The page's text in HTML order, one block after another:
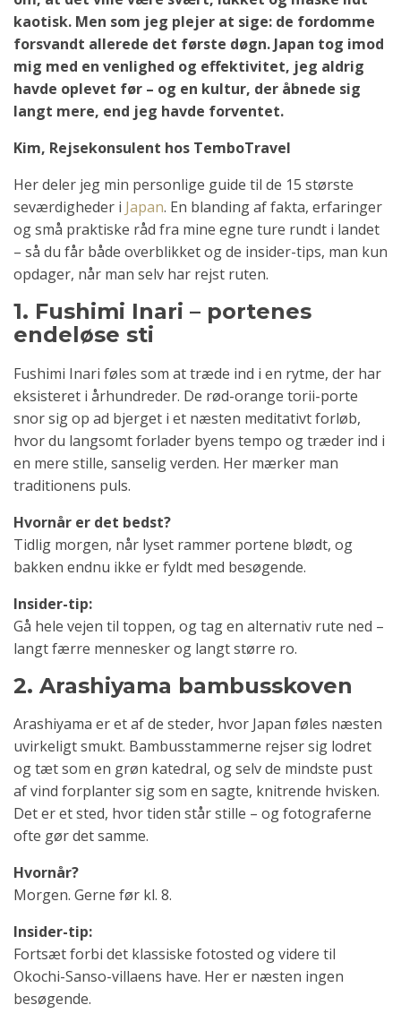
kaotisk. Men som jeg plejer at sige: de fordomme
forsvandt allerede det første døgn. Japan tog imod
mig med en venlighed og effektivitet, jeg aldrig
havde oplevet før – og en kultur, der åbnede sig
langt mere, end jeg havde forventet.
Kim, Rejsekonsulent hos TemboTravel
Her deler jeg min personlige guide til de 15 største
seværdigheder i Japan. En blanding af fakta, erfaringer
og små praktiske råd fra mine egne ture rundt i landet
– så du får både overblikket og de insider-tips, man kun
opdager, når man selv har rejst ruten.
1. Fushimi Inari – portenes
endeløse sti
Fushimi Inari føles som at træde ind i en rytme, der har
eksisteret i århundreder. De rød-orange torii-porte
snor sig op ad bjerget i et næsten meditativt forløb,
hvor du langsomt forlader byens tempo og træder ind i
en mere stille, sanselig verden. Her mærker man
traditionens puls.
Hvornår er det bedst?
Tidlig morgen, når lyset rammer portene blødt, og
bakken endnu ikke er fyldt med besøgende.
Insider-tip:
Gå hele vejen til toppen, og tag en alternativ rute ned –
langt færre mennesker og langt større ro.
2. Arashiyama bambusskoven
Arashiyama er et af de steder, hvor Japan føles næsten
uvirkeligt smukt. Bambusstammerne rejser sig lodret
og tæt som en grøn katedral, og selv de mindste pust
af vind forplanter sig som en sagte, knitrende hvisken.
Det er et sted, hvor tiden står stille – og fotograferne
ofte gør det samme.
Hvornår?
Morgen. Gerne før kl. 8.
Insider-tip:
Fortsæt forbi det klassiske fotosted og videre til
Okochi-Sanso-villaens have. Her er næsten ingen
besøgende.